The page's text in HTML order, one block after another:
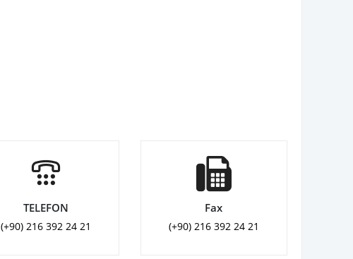
TELEFON
(+90) 216 392 24 21
Fax
(+90) 216 392 24 21